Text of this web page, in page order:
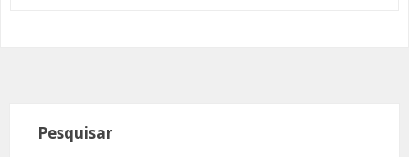
Pesquisar